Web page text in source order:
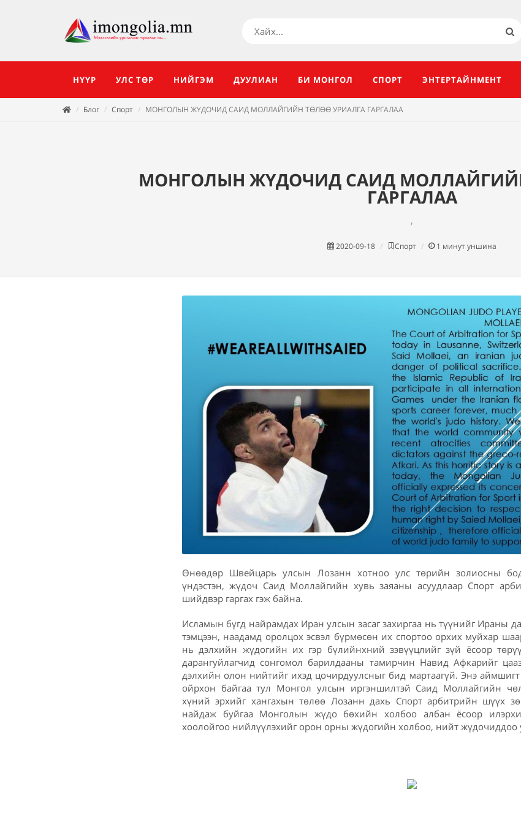
НҮҮР УЛС ТӨР НИЙГЭМ ДУУЛИАН БИ МОНГОЛ СПОРТ ЭНТЕРТАЙНМЕНТ
Блог Спорт МОНГОЛЫН ЖҮДОЧИД САИД МОЛЛАЙГИЙН ТӨЛӨӨ УРИАЛГА ГАРГАЛАА
МОНГОЛЫН ЖҮДОЧИД САИД
ГАРГАЛАА
,
2020-09-18 Спорт 1 минут уншина
Өнөөдөр Швейцарь улсын Лозанн хотноо улс төрийн золиосны
үндэстэн, жүдоч Саид Моллайгийн хувь заяаны асуудлаар Спорт
шийдвэр гаргах гэж байна.
Исламын бүгд найрамдах Иран улсын засаг захиргаа нь түүнийг Ираны
тэмцээн, наадамд оролцох эсвэл бүрмөсөн их спортоо орхих муйхар
нь дэлхийн жүдогийн их гэр бүлийнхний зэвүүцлийг зүй ёсоор
дарангуйлагчид сонгомол барилдааны тамирчин Навид Афкарийг
дэлхийн олон нийтийг ихэд цочирдуулсныг бид мартаагүй. Энэ аймшигт
ойрхон байгаа тул Монгол улсын иргэншилтэй Саид Моллайгийн
хүний эрхийг хангахын төлөө Лозанн дахь Спорт арбитрийн шүүх
найдаж буйгаа Монголын жүдо бөхийн холбоо албан ёсоор
хоолойгоо нийлүүлэхийг орон орны жүдогийн холбоо, нийт жүдочиддоо